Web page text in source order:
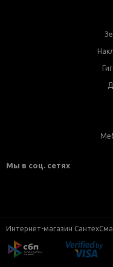
Мы в соц. сетях
Интернет-магазин